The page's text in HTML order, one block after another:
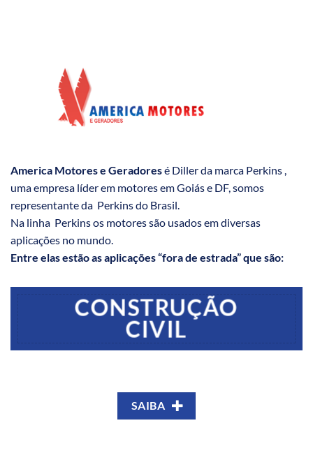
America Motores e Geradoresé Diller da marca Perkins ,
uma empresa líder em motores em Goiás e DF, somos
representante da Perkins do Brasil.
Na linha Perkins os motores são usados em diversas
aplicações no mundo.
Entre elas estão as aplicações “fora de estrada” que são:
CONSTRUÇÃO
CIVIL
SAIBA